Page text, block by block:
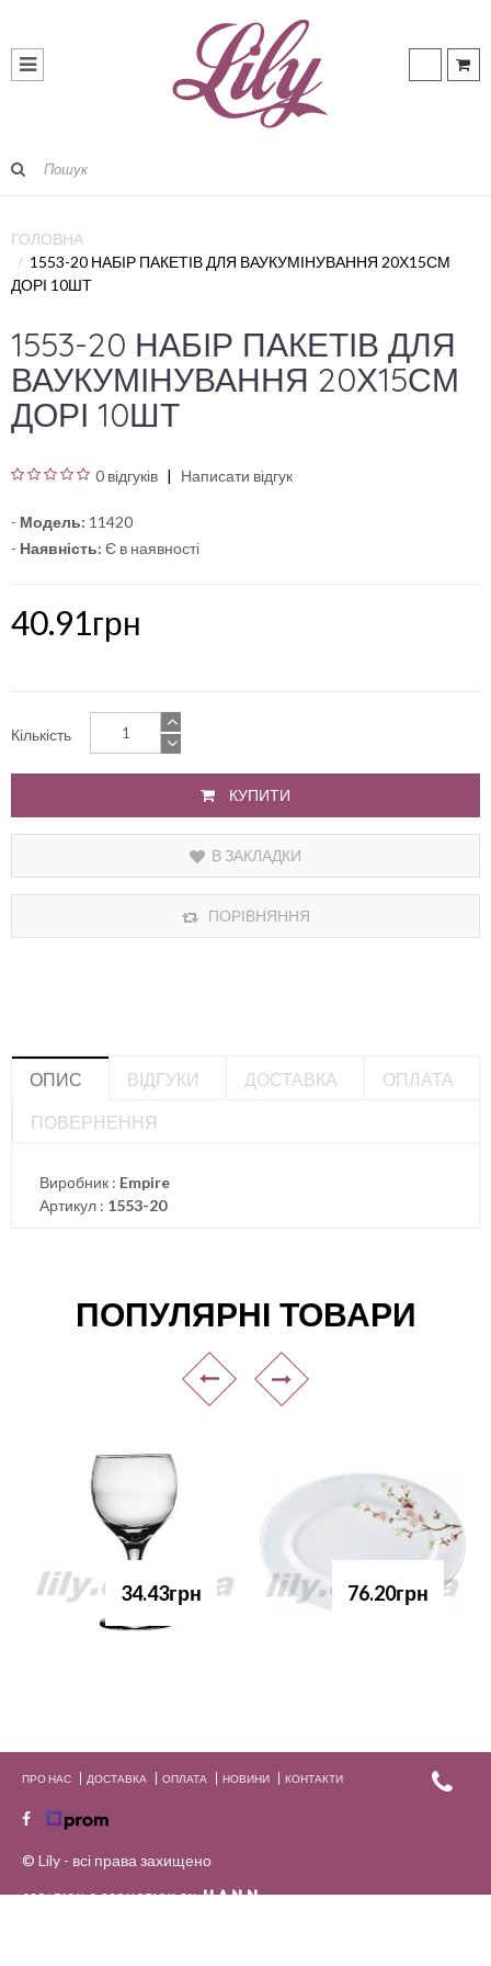
ГОЛОВНА
1553-20 НАБІР ПАКЕТІВ ДЛЯ ВАУКУМІНУВАННЯ 20Х15СМ
ДОРІ 10ШТ
1553-20 НАБІР ПАКЕТІВ ДЛЯ
ВАУКУМІНУВАННЯ 20Х15СМ
ДОРІ 10ШТ
0 відгуків Написати відгук
- Модель: 11420
- Наявність: Є в наявності
40.91грн
Кількість
КУПИТИ
В ЗАКЛАДКИ
ПОРІВНЯННЯ
ОПИС ВІДГУКИ ДОСТАВКА
ОПЛАТА
ПОВЕРНЕННЯ
Виробник : Empire
Артикул : 1553-20
ПОПУЛЯРНІ ТОВАРИ
34.43грн 76.20грн
ПРО НАС ДОСТАВКА ОПЛАТА НОВИНИ КОНТАКТИ
© Lily - всі права захищено
CREATION & PROMOTION BYHANN.